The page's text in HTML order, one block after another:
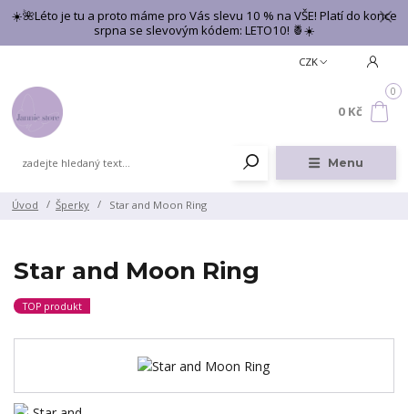
☀️🌺Léto je tu a proto máme pro Vás slevu 10 % na VŠE! Platí do konce
srpna se slevovým kódem: LETO10! 🍍☀️
Menu
CZK
0
0 Kč
Úvod Šperky Star and Moon Ring
Star and Moon Ring
TOP produkt